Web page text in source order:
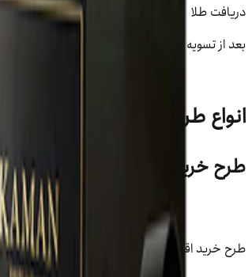
دریافت طلا
بعد از تسویه کامل اقساط
انواع طرح‌های خرید اقساطی
طرح خرید اقساطی (توثیقی)
طرح خرید اقساطی (توثیقی)